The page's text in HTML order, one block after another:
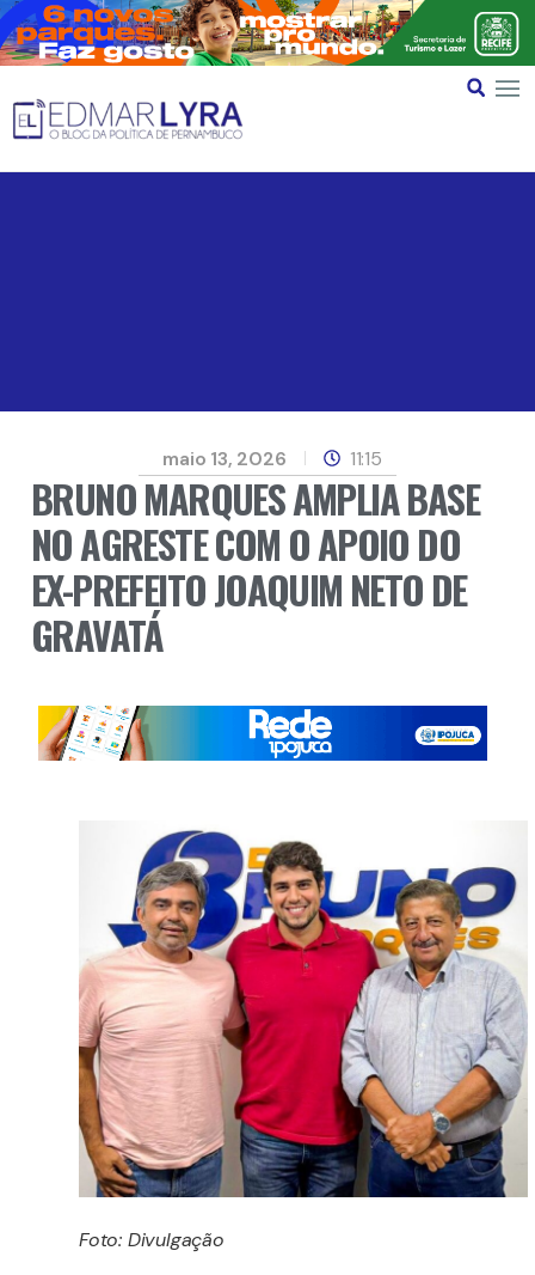
maio 13, 2026 11:15
BRUNO MARQUES AMPLIA BASE
NO AGRESTE COM O APOIO DO
EX-PREFEITO JOAQUIM NETO DE
GRAVATÁ
Foto: Divulgação